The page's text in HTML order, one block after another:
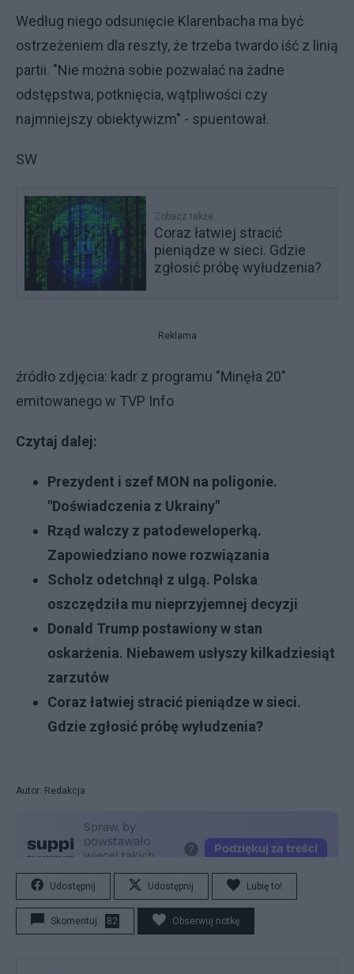
Według niego odsunięcie Klarenbacha ma być
ostrzeżeniem dla reszty, że trzeba twardo iść z linią
partii. "Nie można sobie pozwalać na żadne
odstępstwa, potknięcia, wątpliwości czy
najmniejszy obiektywizm" - spuentował.
SW
Zobacz także
Coraz łatwiej stracić
pieniądze w sieci. Gdzie
zgłosić próbę wyłudzenia?
Reklama
źródło zdjęcia: kadr z programu "Minęła 20"
emitowanego w TVP Info
Czytaj dalej:
Prezydent i szef MON na poligonie.
"Doświadczenia z Ukrainy"
Rząd walczy z patodeweloperką.
Zapowiedziano nowe rozwiązania
Scholz odetchnął z ulgą. Polska
oszczędziła mu nieprzyjemnej decyzji
Donald Trump postawiony w stan
oskarżenia. Niebawem usłyszy kilkadziesiąt
zarzutów
Coraz łatwiej stracić pieniądze w sieci.
Gdzie zgłosić próbę wyłudzenia?
Autor: Redakcja
Udostępnij Udostępnij Lubię to!
Skomentuj 82 Obserwuj notkę